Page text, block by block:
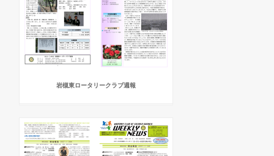
岩槻東ロータリークラブ週報